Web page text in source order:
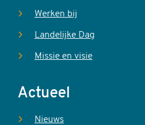
Werken bij
Landelijke Dag
Missie en visie
Actueel
Nieuws